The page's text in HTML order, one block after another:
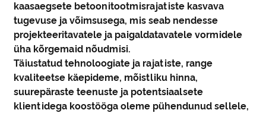
kaasaegsete betoonitootmisrajatiste kasvava
tugevuse ja võimsusega, mis seab nendesse
projekteeritavatele ja paigaldatavatele vormidele
üha kõrgemaid nõudmisi.
Täiustatud tehnoloogiate ja rajatiste, range
kvaliteetse käepideme, mõistliku hinna,
suurepäraste teenuste ja potentsiaalsete
klientidega koostööga oleme pühendunud sellele,